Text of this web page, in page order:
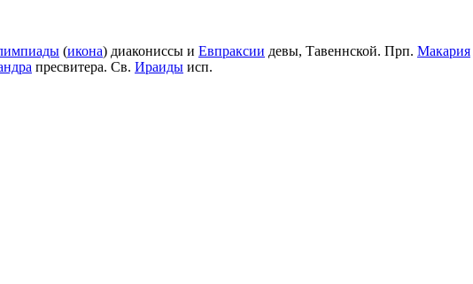
(икона) диакониссы и Евпраксии девы, Тавеннской. Прп. Макария
пресвитера. Св. Ираиды исп.